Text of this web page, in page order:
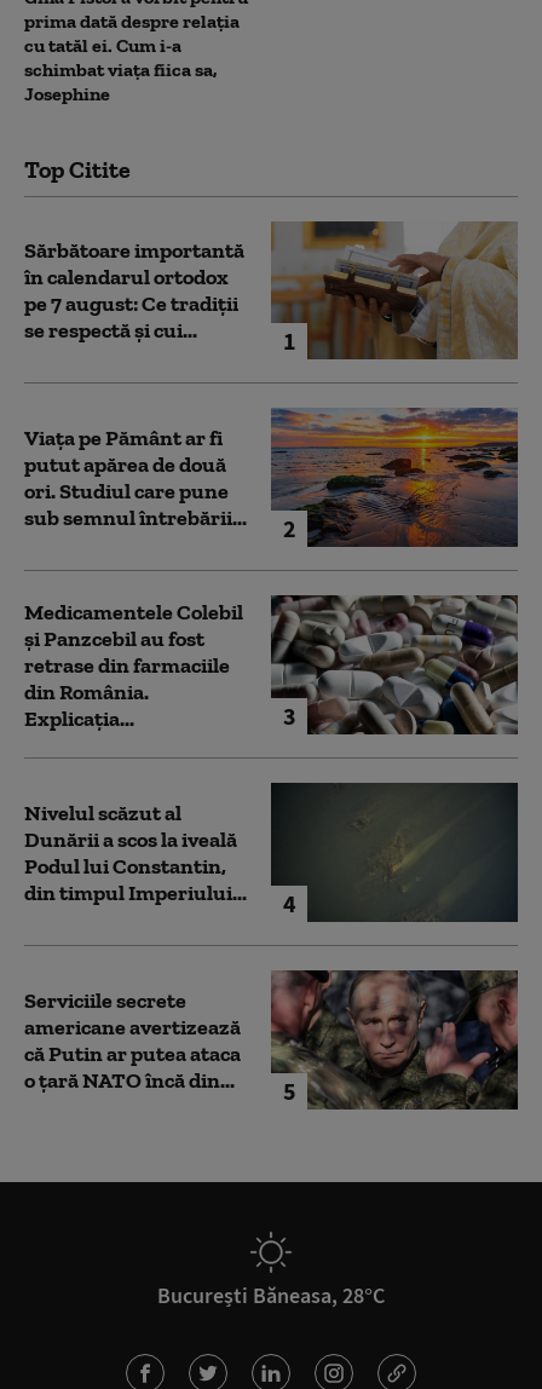
prima dată despre relația
cu tatăl ei. Cum i-a
schimbat viața fiica sa,
Josephine
Top Citite
1
Sărbătoare importantă
în calendarul ortodox
pe 7 august: Ce tradiții
se respectă și cui...
2
Viața pe Pământ ar fi
putut apărea de două
ori. Studiul care pune
sub semnul întrebării...
3
Medicamentele Colebil
și Panzcebil au fost
retrase din farmaciile
din România.
Explicația...
4
Nivelul scăzut al
Dunării a scos la iveală
Podul lui Constantin,
din timpul Imperiului...
5
Serviciile secrete
americane avertizează
că Putin ar putea ataca
o țară NATO încă din...
București Băneasa, 28°C